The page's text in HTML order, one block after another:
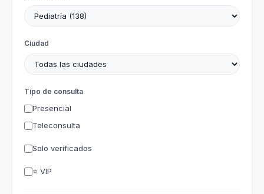
Ciudad
Tipo de consulta
Presencial
Teleconsulta
Solo verificados
⭐ VIP